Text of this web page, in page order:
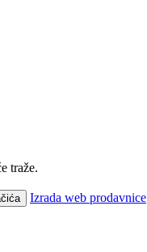
traže.
Izrada web prodavnice